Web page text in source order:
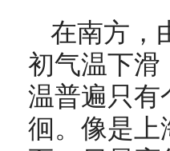
在南方，
初气温下滑
温普遍只有
徊。像是上